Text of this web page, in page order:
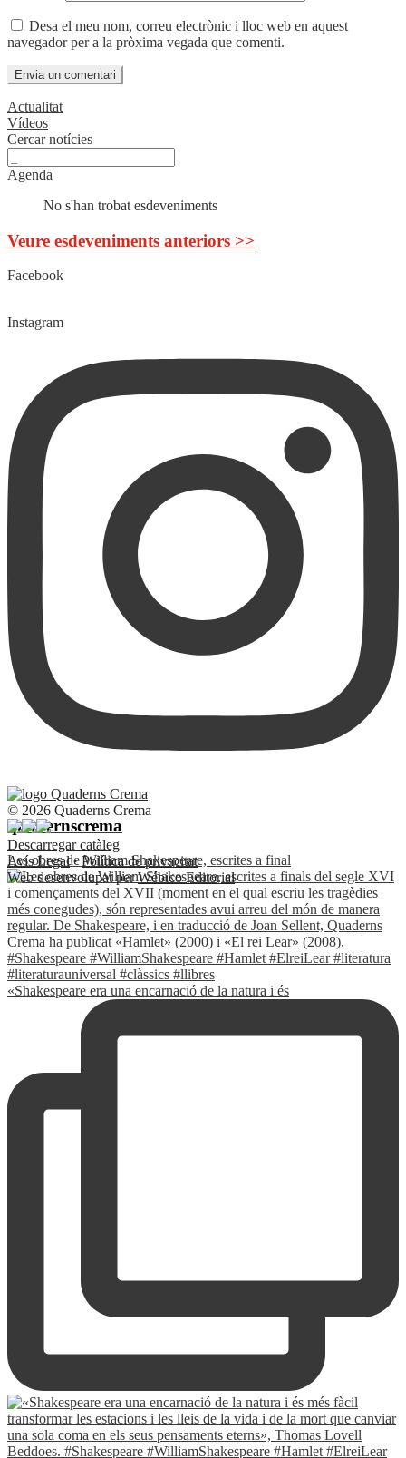
Desa el meu nom, correu electrònic i lloc web en aquest
navegador per a la pròxima vegada que comenti.
Actualitat
Vídeos
Cercar notícies
Agenda
No s'han trobat esdeveniments
Veure esdeveniments anteriors >>
Facebook
Instagram
quadernscrema
Les obres de William Shakespeare, escrites a final
«Shakespeare era una encarnació de la natura i és
© 2026 Quaderns Crema
Descarregar catàleg
Avís Legal·Política de privacitat
Web desenvolupat perWébico Editorial